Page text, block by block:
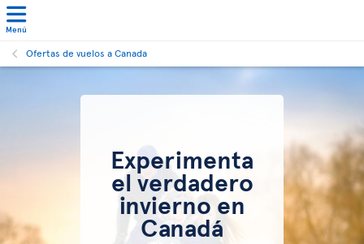
Menú
Ofertas de vuelos a Canada
Experimenta
el verdadero
invierno en
Canadá